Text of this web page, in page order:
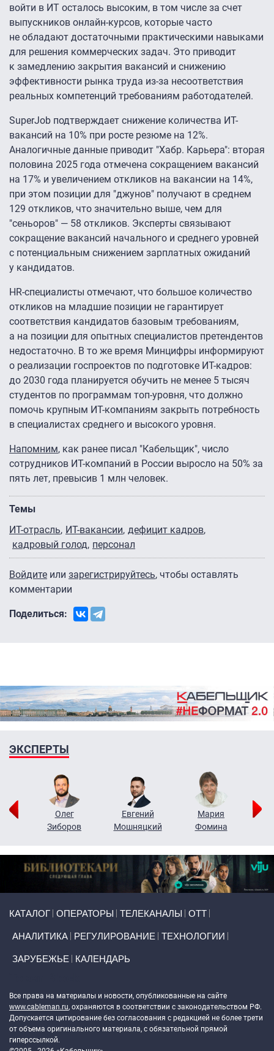
войти в ИТ осталось высоким, в том числе за счет
выпускников онлайн-курсов, которые часто
не обладают достаточными практическими навыками
для решения коммерческих задач. Это приводит
к замедлению закрытия вакансий и снижению
эффективности рынка труда из-за несоответствия
реальных компетенций требованиям работодателей.
SuperJob подтверждает снижение количества ИТ-
вакансий на 10% при росте резюме на 12%.
Аналогичные данные приводит "Хабр. Карьера": вторая
половина 2025 года отмечена сокращением вакансий
на 17% и увеличением откликов на вакансии на 14%,
при этом позиции для "джунов" получают в среднем
129 откликов, что значительно выше, чем для
"сеньоров" — 58 откликов. Эксперты связывают
сокращение вакансий начального и среднего уровней
с потенциальным снижением зарплатных ожиданий
у кандидатов.
HR-специалисты отмечают, что большое количество
откликов на младшие позиции не гарантирует
соответствия кандидатов базовым требованиям,
а на позиции для опытных специалистов претендентов
недостаточно. В то же время Минцифры информируют
о реализации госпроектов по подготовке ИТ-кадров:
до 2030 года планируется обучить не менее 5 тысяч
студентов по программам топ-уровня, что должно
помочь крупным ИТ-компаниям закрыть потребность
в специалистах среднего и высокого уровня.
Напомним, как ранее писал "Кабельщик", число
сотрудников ИТ-компаний в России выросло на 50% за
пять лет, превысив 1 млн человек.
Темы
ИТ-отрасль
ИТ-вакансии дефицит кадров
кадровый голод персонал
Войдите или зарегистрируйтесь, чтобы оставлять
комментарии
Поделиться:
ЭКСПЕРТЫ
Олег
Зиборов
Евгений
Мошняцкий
Мария
Фомина
КАТАЛОГ ОПЕРАТОРЫ ТЕЛЕКАНАЛЫ ОТТ
АНАЛИТИКА РЕГУЛИРОВАНИЕ ТЕХНОЛОГИИ
ЗАРУБЕЖЬЕ КАЛЕНДАРЬ
Все права на материалы и новости, опубликованные на сайте
www.cableman.ru, охраняются в соответствии с законодательством РФ.
Допускается цитирование без согласования с редакцией не более трети
от объема оригинального материала, с обязательной прямой
гиперссылкой.